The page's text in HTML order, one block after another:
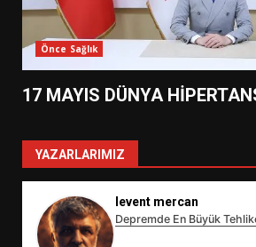
Önce Sağlık
17 MAYIS DÜNYA
YAZARLARIMIZ
levent mercan
Depremde En Büyük